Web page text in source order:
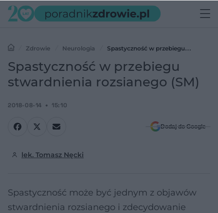
Zdrowie Neurologia
Spastyczność w przebiegu
stwardnienia rozsianego (SM)
Spastyczność w przebiegu
stwardnienia rozsianego (SM)
2018-08-14 15:10
Dodaj do Google
lek. Tomasz Nęcki
Spastyczność może być jednym z objawów
stwardnienia rozsianego i zdecydowanie